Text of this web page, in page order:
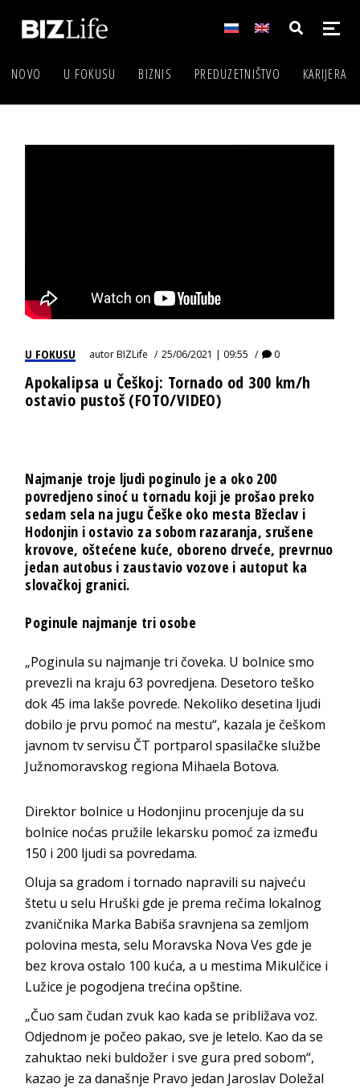
NOVO U FOKUSU BIZNIS PREDUZETNIŠTVO KARIJERA
U FOKUSU autorBIZLife 25/06/2021 | 09:55 0
Apokalipsa u Češkoj: Tornado od 300 km/h
ostavio pustoš (FOTO/VIDEO)
Najmanje troje ljudi poginulo je a oko 200
povredjeno sinoć u tornadu koji je prošao preko
sedam sela na jugu Češke oko mesta Bžeclav i
Hodonjin i ostavio za sobom razaranja, srušene
krovove, oštećene kuće, oboreno drveće, prevrnuo
jedan autobus i zaustavio vozove i autoput ka
slovačkoj granici.
Poginule najmanje tri osobe
„Poginula su najmanje tri čoveka. U bolnice smo
prevezli na kraju 63 povredjena. Desetoro teško
dok 45 ima lakše povrede. Nekoliko desetina ljudi
dobilo je prvu pomoć na mestu“, kazala je češkom
javnom tv servisu ČT portparol spasilačke službe
Južnomoravskog regiona Mihaela Botova.
Direktor bolnice u Hodonjinu procenjuje da su
bolnice noćas pružile lekarsku pomoć za između
150 i 200 ljudi sa povredama.
Oluja sa gradom i tornado napravili su najveću
štetu u selu Hruški gde je prema rečima lokalnog
zvaničnika Marka Babiša sravnjena sa zemljom
polovina mesta, selu Moravska Nova Ves gde je
bez krova ostalo 100 kuća, a u mestima Mikulčice i
Lužice je pogodjena trećina opštine.
„Čuo sam čudan zvuk kao kada se približava voz.
Odjednom je počeo pakao, sve je letelo. Kao da se
zahuktao neki buldožer i sve gura pred sobom“,
kazao je za današnje Pravo jedan Jaroslav Doležal